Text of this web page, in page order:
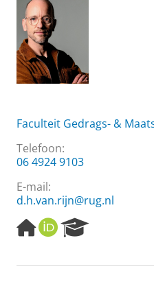
Faculteit Gedrags- &
Telefoon:
06 4924 9103
E-mail:
d.h.van.rijn@rug.nl
H
o
e
O
R
I
e